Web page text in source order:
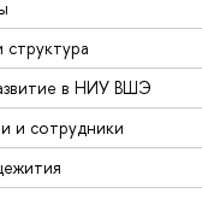
структура
в НИУ ВШЭ
и сотрудники